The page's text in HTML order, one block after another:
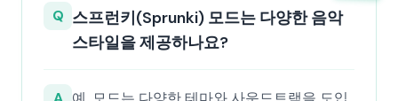
Q 스프런키(Sprunki) 모드는 다양한 음악
스타일을 제공하나요?